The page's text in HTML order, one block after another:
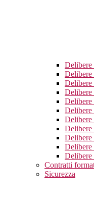
Delibere
Delibere
Delibere
Delibere
Delibere
Delibere
Delibere
Delibere
Delibere
Delibere
Delibere
Contratti
Sicurezza